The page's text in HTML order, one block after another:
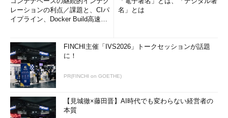
アルバイト時代からセキュリティの中核を担うエンジニアとし
て活動し、2015年から2年にわたり、単身で完全HTTPS化を主導
ついて解説した。
レーションの利点／課題と、CIパ
イプライン、Docker Build高速化
名」とは
FINCHI主催「IVS2026」トークセッションが話題
に！
PR(FINCHI on GOETHE)
【見城徹×藤田晋】AI時代でも変わらない経営者の
本質